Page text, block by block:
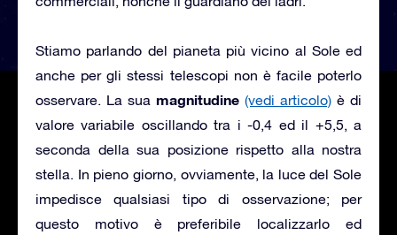
Stiamo parlando del pianeta più vicino al Sole ed
anche per gli stessi telescopi non è facile poterlo
osservare. La sua magnitudine (vedi articolo) è di
valore variabile oscillando tra i -0,4 ed il +5,5, a
seconda della sua posizione rispetto alla nostra
stella. In pieno giorno, ovviamente, la luce del Sole
impedisce qualsiasi tipo di osservazione; per
questo motivo è preferibile localizzarlo ed